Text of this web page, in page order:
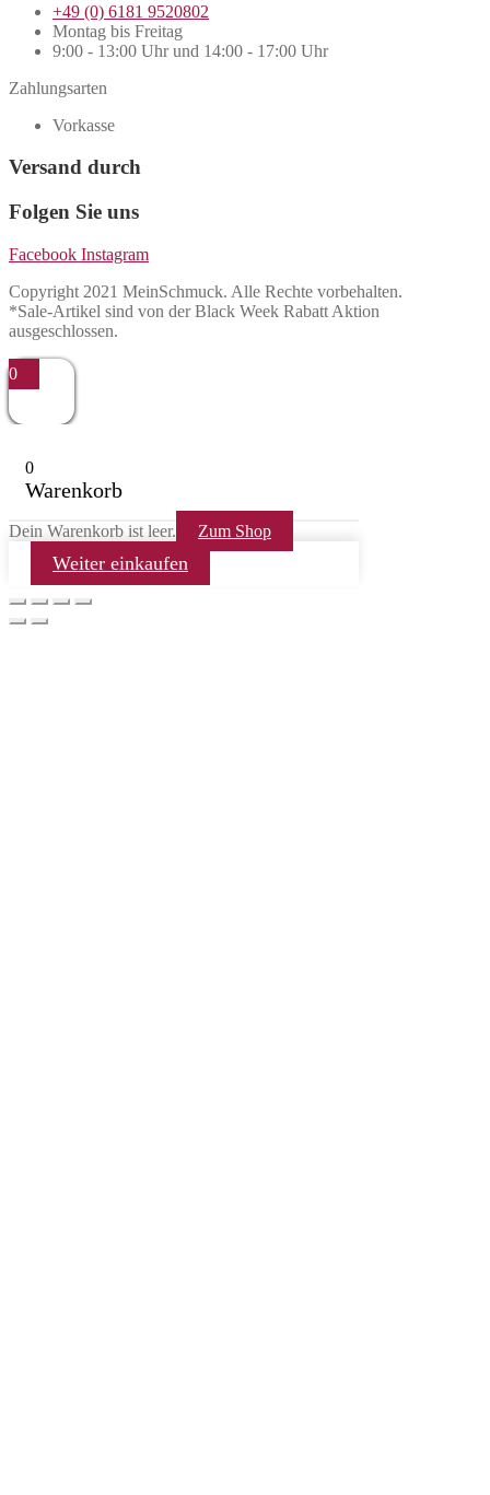
+49 (0) 6181 9520802
Montag bis Freitag
9:00 - 13:00 Uhr und 14:00 - 17:00 Uhr
Zahlungsarten
Vorkasse
Versand durch
Folgen Sie uns
Facebook Instagram
Copyright 2021 MeinSchmuck. Alle Rechte vorbehalten.
*Sale-Artikel sind von der Black Week Rabatt Aktion
ausgeschlossen.
0
0
Warenkorb
Dein Warenkorb ist leer. Zum Shop
Weiter einkaufen